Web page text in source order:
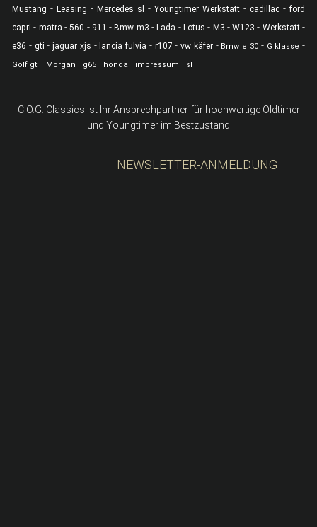
Mustang - Leasing - Mercedes sl - Youngtimer Werkstatt - cadillac -ford
capri - matra -560 - 911 -Bmw m3 -Lada - Lotus - M3 -W123 - Werkstatt-
e36 - gti -jaguar xjs - lancia fulvia - r107 -vw käfer- Bmw e 30 - G klasse -
Golf gti - Morgan - g65 - honda - impressum - sl
C.O.G. Classics ist Ihr Ansprechpartner für hochwertige Oldtimer
und Youngtimer im Bestzustand
NEWSLETTER-ANMELDUNG